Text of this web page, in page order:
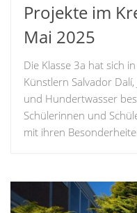
Projekte im
Mai 2025
Die Klasse 3a hat sich
Künstlern Salvador Dalí,
und Hundertwasser
Schülerinnen und
mit ihren